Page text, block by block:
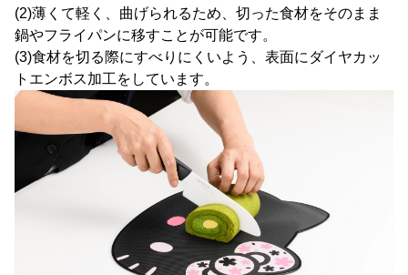
(2)薄くて軽く、曲げられるため、切った食材をそのまま
鍋やフライパンに移すことが可能です。
(3)食材を切る際にすべりにくいよう、表面にダイヤカッ
トエンボス加工をしています。